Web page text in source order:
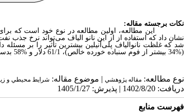
نکات برجسته مقاله:
این مطالعه، اولین مطالعه در نوع خود است که
(%34 بیشتر از فوم سنباده خورده خالص)، 61/1 دلار و %58 بدست آمد.
نوع مطالعه: مقاله پژوهشي | موضوع مقاله: شرايط محيطي و
دریافت: 1402/8/20 | پذیرش: 1405/1/27
فهرست منابع